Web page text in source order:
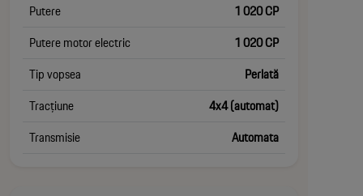
Putere
1 020 CP
Putere motor electric
1 020 CP
Tip vopsea
Perlată
Tracțiune
4x4 (automat)
Transmisie
Automata